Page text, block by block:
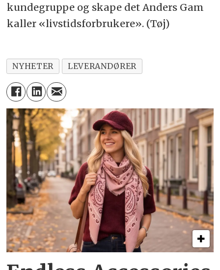
kundegruppe og skape det Anders Gam
kaller «livstidsforbrukere». (Tøj)
NYHETER LEVERANDØRER